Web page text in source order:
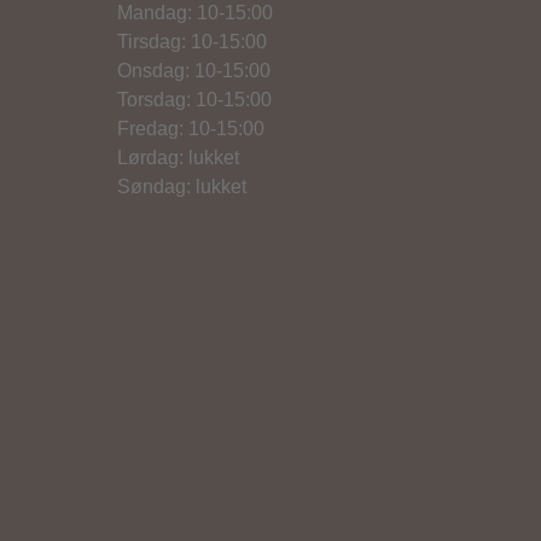
Mandag: 10-15:00
Tirsdag: 10-15:00
Onsdag: 10-15:00
Torsdag: 10-15:00
Fredag: 10-15:00
Lørdag: lukket
Søndag: lukket